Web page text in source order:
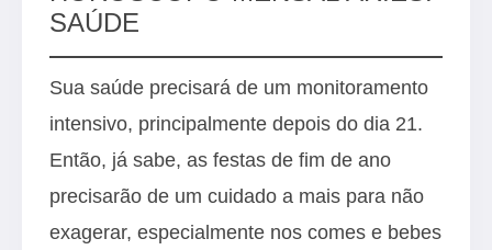
SAÚDE
Sua saúde precisará de um monitoramento
intensivo, principalmente depois do dia 21.
Então, já sabe, as festas de fim de ano
precisarão de um cuidado a mais para não
exagerar, especialmente nos comes e bebes